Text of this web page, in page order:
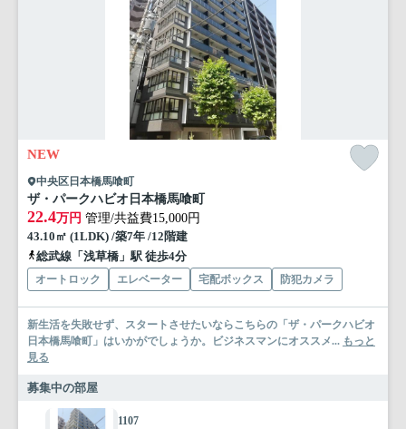
NEW
中央区日本橋馬喰町
ザ・パークハビオ日本橋馬喰町
22.4万円 管理/共益費15,000円
43.10㎡ (1LDK) /築7年 /12階建
総武線「浅草橋」駅 徒歩4分
オートロック エレベーター 宅配ボックス 防犯カメラ
新生活を失敗せず、スタートさせたいならこちらの「ザ・パークハビオ
日本橋馬喰町」はいかがでしょうか。ビジネスマンにオススメ... もっと
見る
募集中の部屋
1107